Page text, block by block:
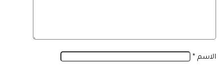
الاسم *